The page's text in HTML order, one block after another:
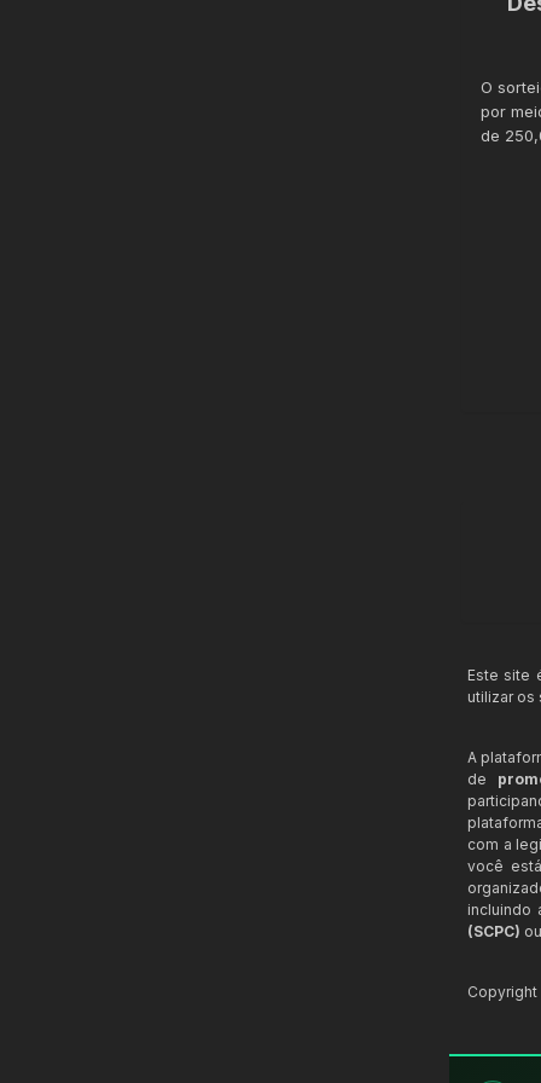
O
por
de
Este site
utilizar os
A
de
com a
você
incluindo
(SCPC)